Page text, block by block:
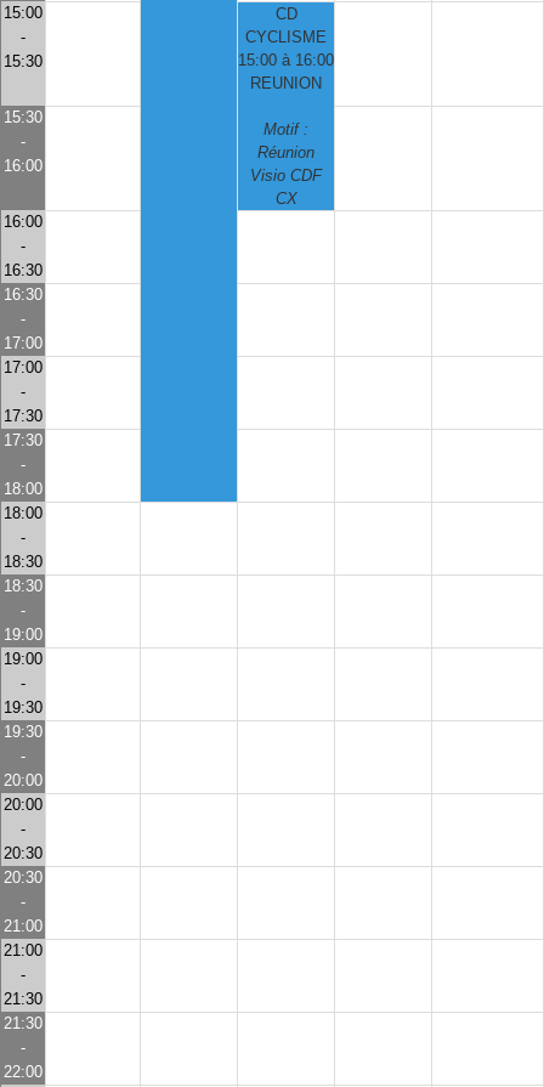
15:00
-
15:30
CD
CYCLISME
15:00 à 16:00
REUNION
Motif :
Réunion
Visio CDF
CX
15:30
-
16:00
16:00
-
16:30
16:30
-
17:00
17:00
-
17:30
17:30
-
18:00
18:00
-
18:30
18:30
-
19:00
19:00
-
19:30
19:30
-
20:00
20:00
-
20:30
20:30
-
21:00
21:00
-
21:30
21:30
-
22:00